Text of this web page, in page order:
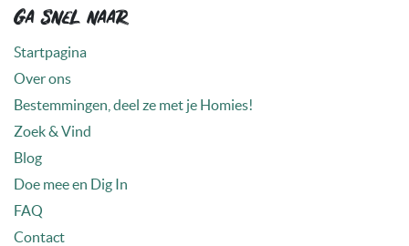
Ga snel naar
Startpagina
Over ons
Bestemmingen, deel ze met je Homies!
Zoek & Vind
Blog
Doe mee en Dig In
FAQ
Contact